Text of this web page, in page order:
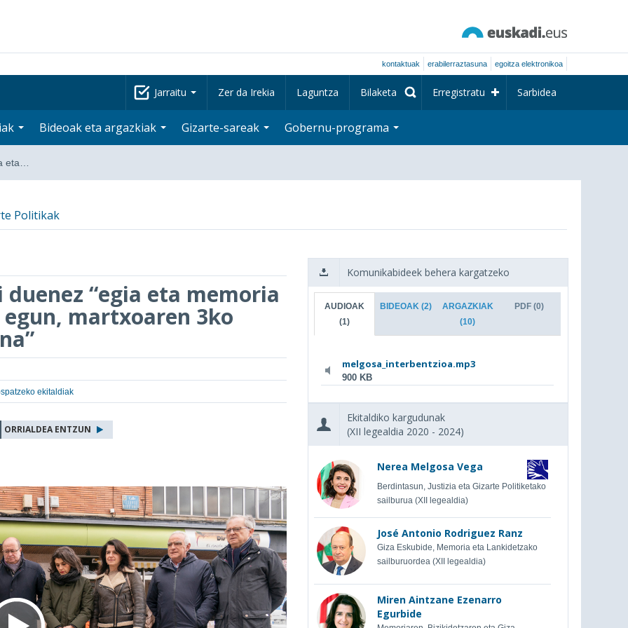
kontaktuak erabilerraztasuna egoitza elektronikoa
Jarraitu Zer da Irekia Laguntza Bilaketa Erregistratu Sarbidea
Bideoak eta argazkiak Gizarte-sareak Gobernu-programa
eta…
Politikak
“egia eta memoria
martxoaren 3ko
ekitaldiak
ORRIALDEA ENTZUN
Komunikabideek behera kargatzeko
AUDIOAK
(1)
BIDEOAK (2)
ARGAZKIAK
(10)
PDF (0)
melgosa_interbentzioa.mp3
900 KB
Ekitaldiko kargudunak
(XII legealdia 2020 - 2024)
Nerea Melgosa Vega
Berdintasun, Justizia eta Gizarte Politiketako
sailburua (XII legealdia)
José Antonio Rodriguez Ranz
Giza Eskubide, Memoria eta Lankidetzako
sailburuordea (XII legealdia)
Miren Aintzane Ezenarro
Egurbide